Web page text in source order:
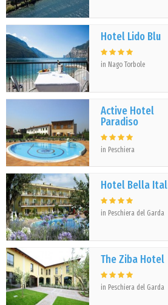
Hotel Lido Blu
in Nago Torbole
Active Hotel
Paradiso
in Peschiera
Hotel Bella
in Peschiera del Garda
The Ziba Hotel
in Peschiera del Garda